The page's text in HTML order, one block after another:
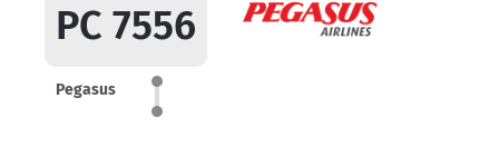
PC 7556
Pegasus